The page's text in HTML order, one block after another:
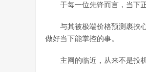
于每一位先锋而言，当下
与其被极端价格预测裹挟
做好当下能掌控的事。
主网的临近，从来不是投